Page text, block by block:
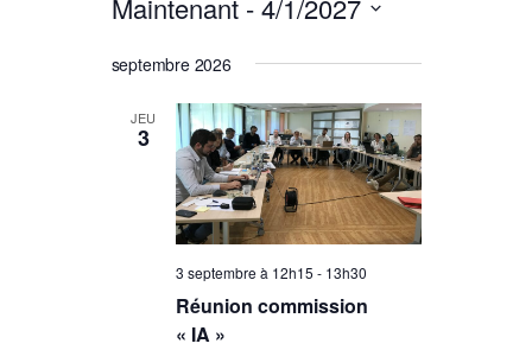
et
navigation
de
vues
Maintenant - 4/1/2027
une
septembre 2026
JEU
3
Réunion commission
« IA »
3 septembre à 12h15 - 13h30